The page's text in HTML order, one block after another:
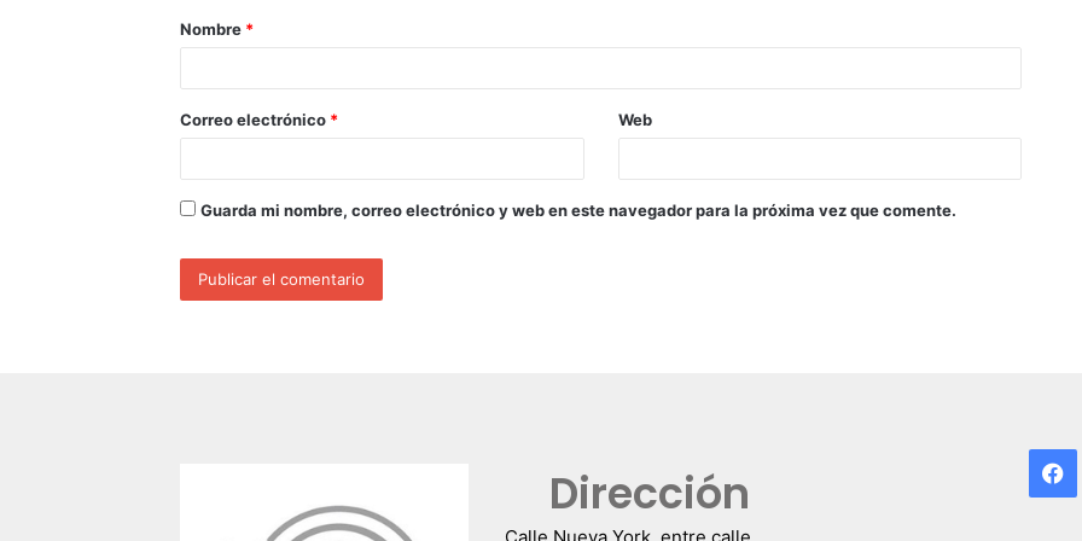
Nombre *
Correo electrónico * Web
Guarda mi nombre, correo electrónico y web en este navegador para la próxima vez que comente.
Dirección
Calle Nueva York, entre calle